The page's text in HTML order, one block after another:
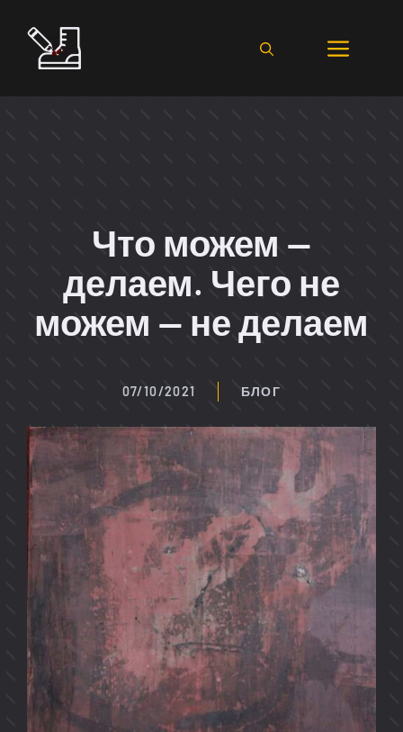
содержимому
Что можем —
делаем. Чего не
можем — не делаем
07/10/2021 БЛОГ